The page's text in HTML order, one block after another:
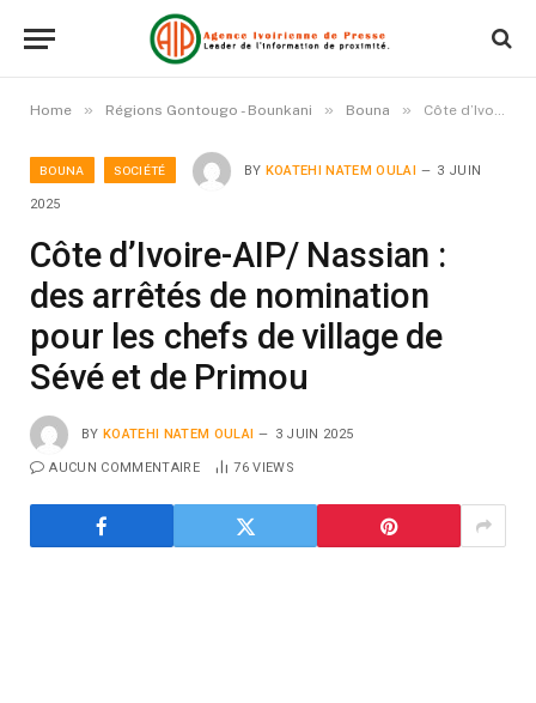
Home » Régions Gontougo - Bounkani » Bouna » Côte d’Ivoire-AIP/ Nassian : des arrêtés de nomination pour les chefs de village de Sévé et de Primou
BOUNA SOCIÉTÉ BY KOATEHI NATEM OULAI 3 JUIN
2025
Côte d’Ivoire-AIP/ Nassian :
des arrêtés de nomination
pour les chefs de village de
Sévé et de Primou
BY KOATEHI NATEM OULAI 3 JUIN 2025
AUCUN COMMENTAIRE 76VIEWS